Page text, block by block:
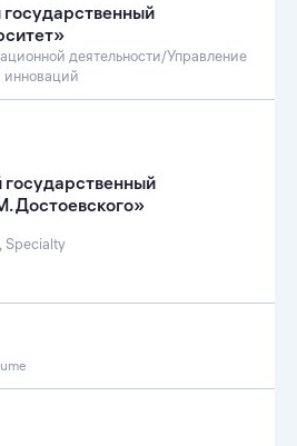
деятельности/Управление
инноваций
Достоевского»
Specialty